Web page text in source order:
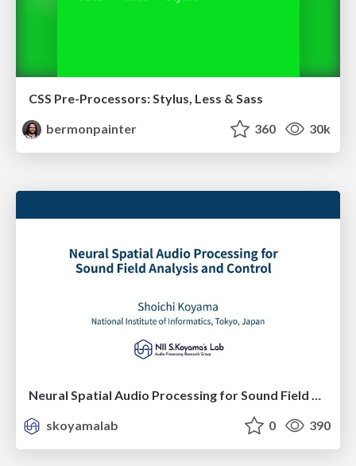
CSS Pre-Processors: Stylus, Less & Sass
bermonpainter
360 30k
skoyamalab
0 390